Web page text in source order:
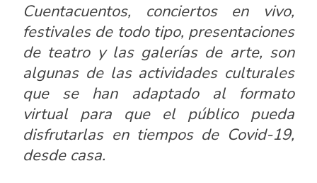
Cuentacuentos, conciertos en vivo,
festivales de todo tipo, presentaciones
de teatro y las galerías de arte, son
algunas de las actividades culturales
que se han adaptado al formato
virtual para que el público pueda
disfrutarlas en tiempos de Covid-19,
desde casa.